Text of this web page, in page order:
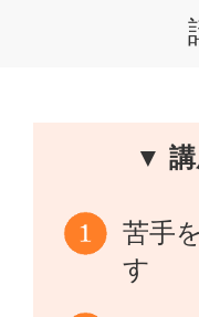
▼ 講
苦手
す